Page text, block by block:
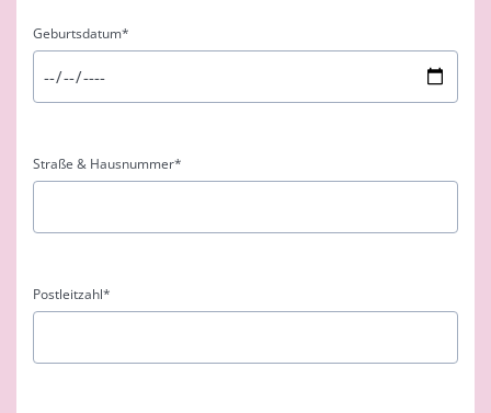
Geburtsdatum*
Straße & Hausnummer*
Postleitzahl*